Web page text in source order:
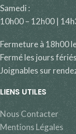
Samedi :
10h00 – 12h00 |
Fermeture à 18h00
Fermé les jours
Joignables sur
LIENS UTILES
Nous Contacter
Mentions Légales